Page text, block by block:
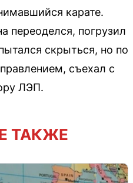
карате.
переоделся, погрузил
скрыться, но по
съехал с
ЛЭП.
ТАКЖЕ